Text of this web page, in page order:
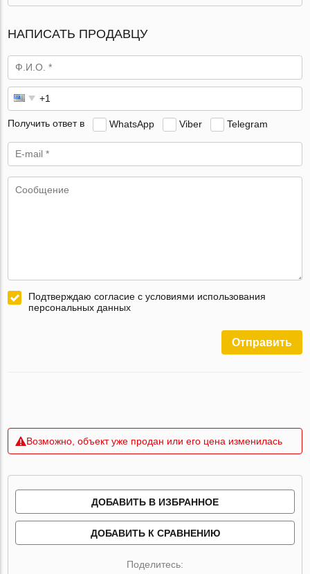
НАПИСАТЬ ПРОДАВЦУ
Получить ответ в WhatsApp Viber Telegram
Подтверждаю согласие с условиями использования
персональных данных
Отправить
Возможно, объект уже продан или его цена изменилась
ДОБАВИТЬ В ИЗБРАННОЕ
ДОБАВИТЬ К СРАВНЕНИЮ
Поделитесь: